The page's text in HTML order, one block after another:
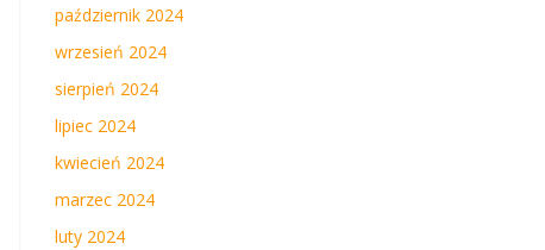
październik 2024
wrzesień 2024
sierpień 2024
lipiec 2024
kwiecień 2024
marzec 2024
luty 2024